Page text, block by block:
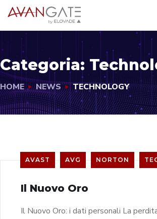
Categoria:
HOME NEWS TECHNOLOGY
AVAST AVG NORTON
Il Nuovo Oro
Il Nuovo Oro: i dati personali La